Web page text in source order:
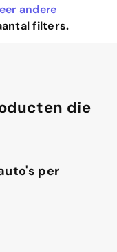
andere
filters.
die
per